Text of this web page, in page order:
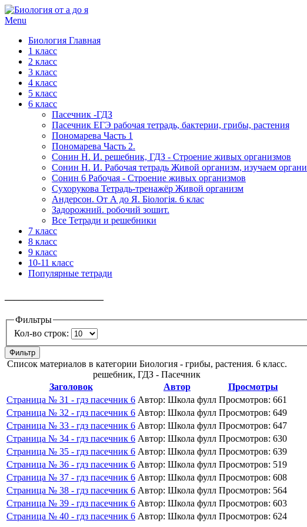
Menu
Биология Главная
1 класс
2 класс
3 класс
4 класс
5 класс
6 класс
Пасечник -ГДЗ
Пасечник ЕГЭ рабочая тетрадь, бактерии, грибы, растения
Пономарева Часть 1
Пономарева Часть 2.
Сонин Н. И. решебник, ГДЗ - Строение живых организмов
Сонин Н. И. Рабочая тетрадь Живой организм, изучаем
Сонин 6 Рабочая - Строение живых организмов
Сухорукова Тетрадь-тренажёр Живой организм
Андерсон. От А до Я. Біологія. 6 клас
Задорожний. робочий зошит.
Все Тетради и решебники
7 класс
8 класс
9 класс
10-11 класс
Популярные тетради
Фильтры
Кол-во строк:
Фильтр
Список материалов в категории Биология - грибы, растения. 6 класс.
решебник, ГДЗ - Пасечник
Заголовок
Автор
Просмотры
Страница № 31 - гдз пасечник 6 Автор: Школа фулл Просмотров: 661
Страница № 32 - гдз пасечник 6 Автор: Школа фулл Просмотров: 649
Страница № 33 - гдз пасечник 6 Автор: Школа фулл Просмотров: 647
Страница № 34 - гдз пасечник 6 Автор: Школа фулл Просмотров: 630
Страница № 35 - гдз пасечник 6 Автор: Школа фулл Просмотров: 639
Страница № 36 - гдз пасечник 6 Автор: Школа фулл Просмотров: 519
Страница № 37 - гдз пасечник 6 Автор: Школа фулл Просмотров: 608
Страница № 38 - гдз пасечник 6 Автор: Школа фулл Просмотров: 564
Страница № 39 - гдз пасечник 6 Автор: Школа фулл Просмотров: 603
Страница № 40 - гдз пасечник 6 Автор: Школа фулл Просмотров: 624